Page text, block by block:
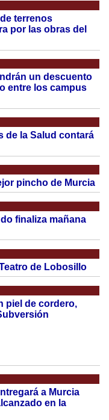
terrenos
por las obras del
un descuento
entre los campus
de la Salud contará
pincho de Murcia
finaliza mañana
de Lobosillo
piel de cordero,
a Murcia
en la